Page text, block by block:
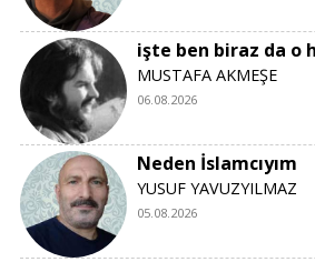
işte ben biraz da o
MUSTAFA AKMEŞE
06.08.2026
Neden İslamcıyım
YUSUF YAVUZYILMAZ
05.08.2026